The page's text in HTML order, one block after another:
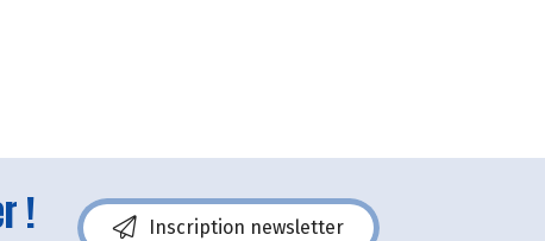
! Inscription newsletter